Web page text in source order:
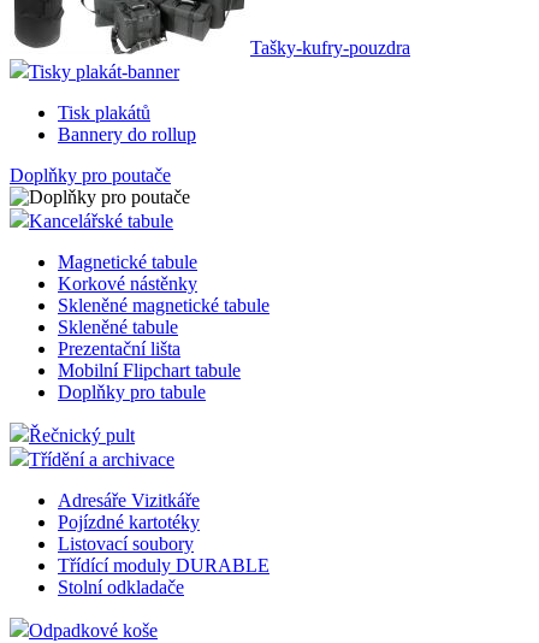
Tašky-kufry-pouzdra
Tisky plakát-banner
Tisk plakátů
Bannery do rollup
Doplňky pro poutače
Kancelářské tabule
Magnetické tabule
Korkové nástěnky
Skleněné magnetické tabule
Skleněné tabule
Prezentační lišta
Mobilní Flipchart tabule
Doplňky pro tabule
Řečnický pult
Třídění a archivace
Adresáře Vizitkáře
Pojízdné kartotéky
Listovací soubory
Třídící moduly DURABLE
Stolní odkladače
Odpadkové koše